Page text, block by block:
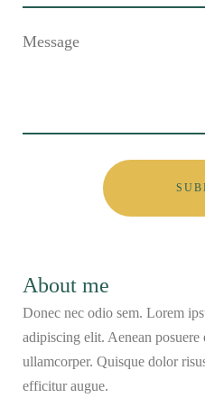
About me
Donec nec odio sem. Lorem
adipiscing elit. Aenean
ullamcorper. Quisque dolor
efficitur augue.